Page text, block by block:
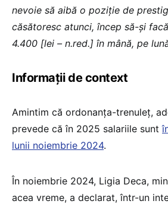
nevoie să aibă o poziție de
căsătoresc atunci, încep să-și
4.400 [lei – n.red.] în mână, pe
Informații de context
Amintim că ordonanța-trenuleț,
prevede că în 2025 salariile sunt
lunii noiembrie 2024.
În noiembrie 2024, Ligia Deca,
acea vreme, a declarat, într-un